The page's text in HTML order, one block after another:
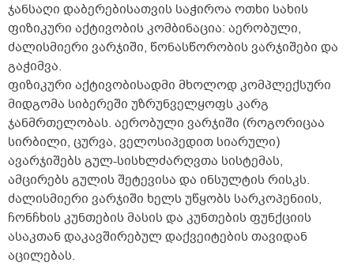
ჯანსაღი დაბერებისათვის საჭიროა ოთხი სახის
ფიზიკური აქტივობის კომბინაცია: აერობული,
ძალისმიერი ვარჯიში, წონასწორობის ვარჯიშები და
გაჭიმვა.
ფიზიკური აქტივობისადმი მხოლოდკომპლექსური
მიდგომა სიბერეში უზრუნველყოფს კარგ
ჯანმრთელობას. აერობული ვარჯიში (როგორიცაა
სირბილი, ცურვა, ველოსიპედით სიარული)
ავარჯიშებს გულ-სისხლძარღვთა სისტემას,
ამცირებს გულის შეტევისა და ინსულტის რისკს.
ძალისმიერი ვარჯიში ხელს უწყობს სარკოპენიის,
ჩონჩხის კუნთების მასის და კუნთების ფუნქციის
ასაკთან დაკავშირებულ დაქვეიტებისთავიდან
აცილებას.